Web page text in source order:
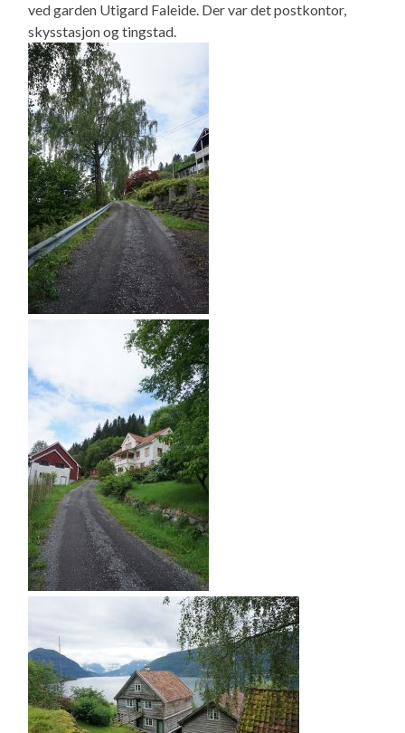
ved garden Utigard Faleide. Der var det postkontor,
skysstasjon og tingstad.